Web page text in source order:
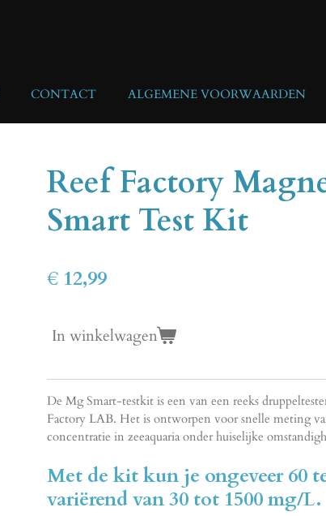
CONTACT ALGEMENE VOORWAARDEN
Reef Factory
Smart Test Kit
€ 12,99
In winkelwagen
De Mg Smart-testkit is een van een reeks
Factory LAB. Het is ontworpen voor snelle meting
concentratie in zeeaquaria onder huiselijke
Met de kit kun je ongeveer 60
variërend van 30 tot 1500 mg/L.